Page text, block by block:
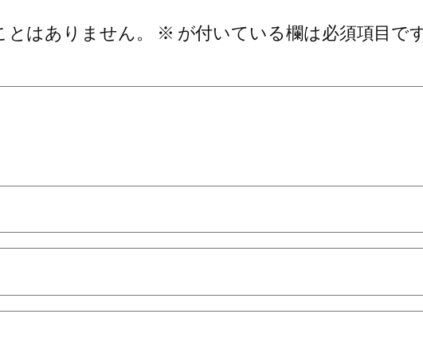
はありません。
※ が付いている欄は必須項目で